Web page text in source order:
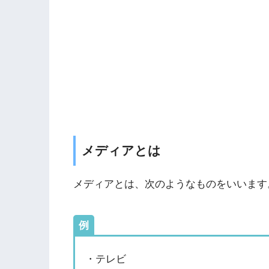
メディアとは
メディアとは、次のようなものをいいま
例
・テレビ